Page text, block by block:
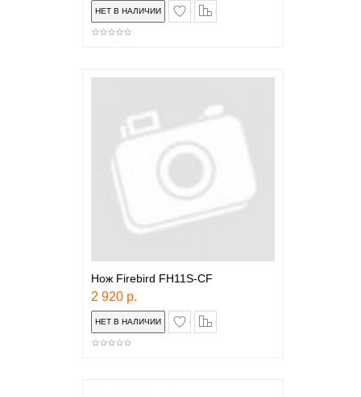
в закладки
Нож Firebird FH11S-CF
2 920 р.
в закладки